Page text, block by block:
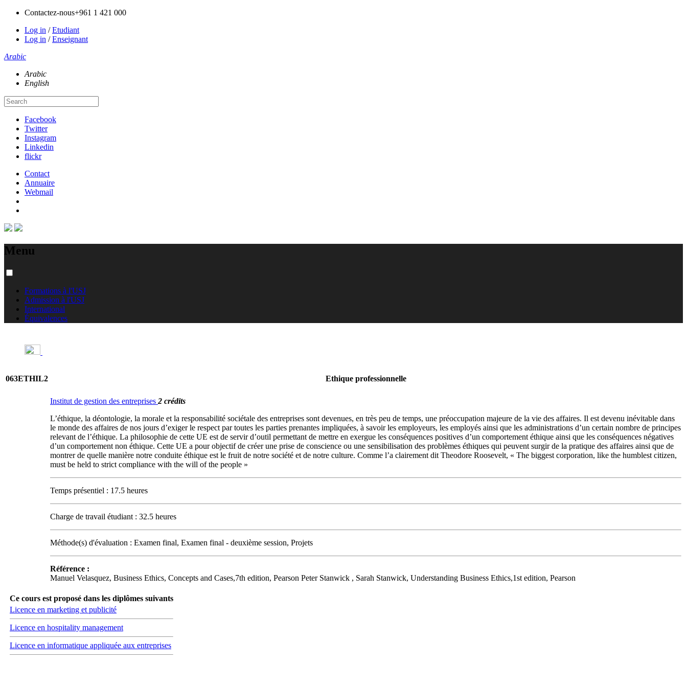
Contactez-nous+961 1 421 000
Log in /Etudiant
Log in /Enseignant
Arabic
Arabic
English
Facebook
Twitter
Instagram
Linkedin
flickr
Contact
Annuaire
Webmail
Menu
Formations à l'USJ
Admission à l'USJ
International
Équivalences
063ETHIL2 Ethique professionnelle
Institut de gestion des entreprises 2 crédits
L’éthique, la déontologie, la morale et la responsabilité sociétale des entreprises sont devenues, en très peu de temps, une préoccupation majeure de la vie des affaires. Il est devenu inévitable dans
le monde des affaires de nos jours d’exiger le respect par toutes les parties prenantes impliquées, à savoir les employeurs, les employés ainsi que les administrations d’un certain nombre de principes
relevant de l’éthique. La philosophie de cette UE est de servir d’outil permettant de mettre en exergue les conséquences positives d’un comportement éthique ainsi que les conséquences négatives
d’un comportement non éthique. Cette UE a pour objectif de créer une prise de conscience ou une sensibilisation des problèmes éthiques qui peuvent surgir de la pratique des affaires ainsi que de
montrer de quelle manière notre conduite éthique est le fruit de notre société et de notre culture. Comme l’a clairement dit Theodore Roosevelt, « The biggest corporation, like the humblest citizen,
must be held to strict compliance with the will of the people »
Temps présentiel : 17.5 heures
Charge de travail étudiant : 32.5 heures
Méthode(s) d'évaluation : Examen final, Examen final - deuxième session, Projets
Référence :
Manuel Velasquez, Business Ethics, Concepts and Cases,7th edition, Pearson Peter Stanwick , Sarah Stanwick, Understanding Business Ethics,1st edition, Pearson
Ce cours est proposé dans les diplômes suivants
Licence en marketing et publicité
Licence en hospitality management
Licence en informatique appliquée aux entreprises